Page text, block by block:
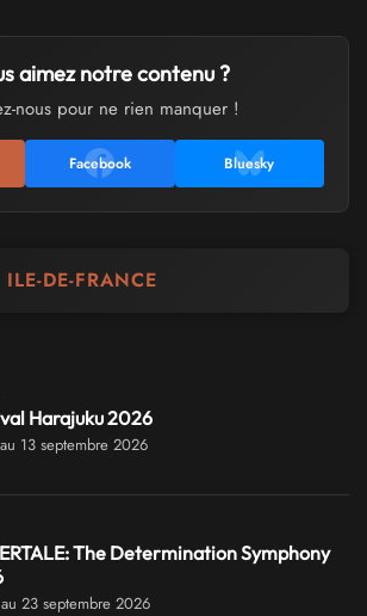
aimez notre contenu ?
nous pour ne rien manquer !
Facebook Bluesky
DE-FRANCE
Harajuku 2026
13 septembre 2026
The Determination Symphony
23 septembre 2026